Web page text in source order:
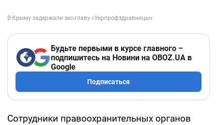
Будьте первыми в курсе главного –
подпишитесь на Новини на OBOZ.UA в
Google
Подписаться
Сотрудники правоохранительных органов